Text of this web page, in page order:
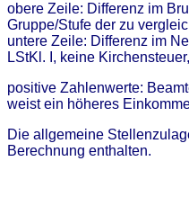
obere Zeile: Differenz im
Gruppe/Stufe der zu
untere Zeile: Differenz im
LStKl. I, keine
positive Zahlenwerte:
weist ein höheres
Die allgemeine
Berechnung enthalten.